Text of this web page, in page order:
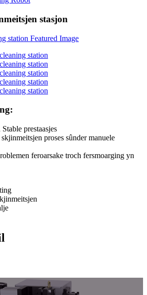
stasjon
prestaasjes
proses sûnder manuele
feroarsake troch fersmoarging yn